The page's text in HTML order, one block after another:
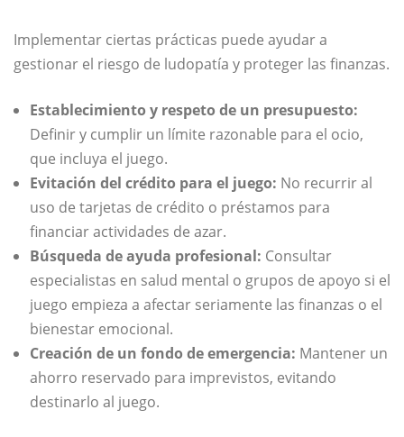
Implementar ciertas prácticas puede ayudar a
gestionar el riesgo de ludopatía y proteger las finanzas.
Establecimiento y respeto de un presupuesto:
Definir y cumplir un límite razonable para el ocio,
que incluya el juego.
Evitación del crédito para el juego: No recurrir al
uso de tarjetas de crédito o préstamos para
financiar actividades de azar.
Búsqueda de ayuda profesional: Consultar
especialistas en salud mental o grupos de apoyo si el
juego empieza a afectar seriamente las finanzas o el
bienestar emocional.
Creación de un fondo de emergencia: Mantener un
ahorro reservado para imprevistos, evitando
destinarlo al juego.